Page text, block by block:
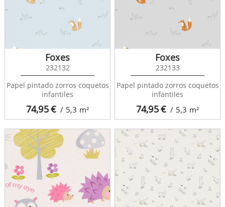
74,95€ / 5,3 m²
Foxes
232132
Papel pintado zorros coquetos
infantiles
74,95€ / 5,3 m²
Foxes
232133
Papel pintado zorros coquetos
infantiles